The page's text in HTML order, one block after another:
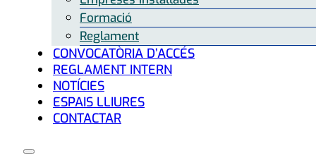
Formació
Reglament
CONVOCATÒRIA D’ACCÉS
REGLAMENT INTERN
NOTÍCIES
ESPAIS LLIURES
CONTACTAR